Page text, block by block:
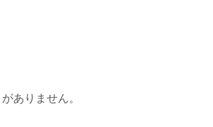
ありません。